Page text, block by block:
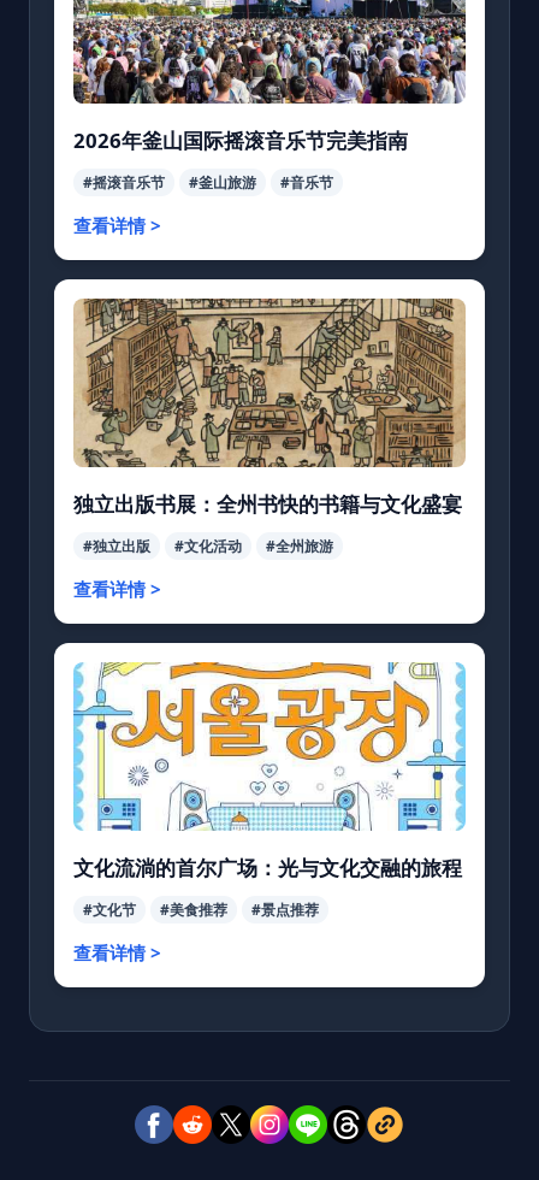
2026年釜山国际摇滚音乐节完美指南
#摇滚音乐节 #釜山旅游 #音乐节
查看详情 >
独立出版书展：全州书快的书籍与文化盛宴
#独立出版 #文化活动 #全州旅游
查看详情 >
文化流淌的首尔广场：光与文化交融的旅程
#文化节 #美食推荐 #景点推荐
查看详情 >